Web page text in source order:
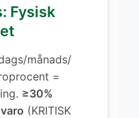
Fysisk
månads/
=
≥30%
(KRITISK